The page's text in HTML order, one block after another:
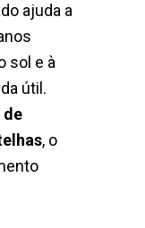
ajuda a
sol e à
útil.
de
, o